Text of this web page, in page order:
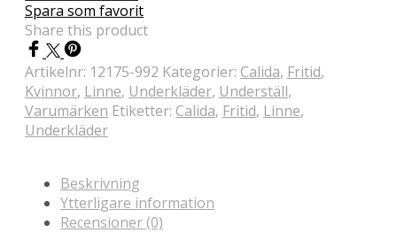
Spara som favorit
Share this product
Artikelnr: 12175-992 Kategorier: Calida, Fritid,
Kvinnor, Linne, Underkläder, Underställ,
Varumärken Etiketter: Calida, Fritid, Linne,
Underkläder
Beskrivning
Ytterligare information
Recensioner (0)